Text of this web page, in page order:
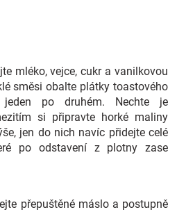
mléko, vejce, cukr a vanilkovou
směsi obalte plátky toastového
jeden po druhém. Nechte je
si připravte horké maliny
jen do nich navíc přidejte celé
po odstavení z plotny zase
přepuštěné máslo a postupně